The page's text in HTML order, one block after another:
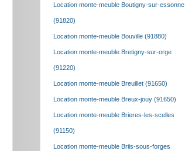
Location monte-meuble Boutigny-sur-essonne
(91820)
Location monte-meuble Bouville (91880)
Location monte-meuble Bretigny-sur-orge
(91220)
Location monte-meuble Breuillet (91650)
Location monte-meuble Breux-jouy (91650)
Location monte-meuble Brieres-les-scelles
(91150)
Location monte-meuble Briis-sous-forges